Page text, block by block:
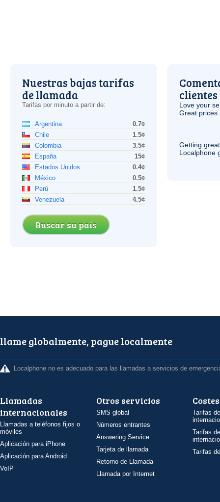
Nuestras bajas tarifas
de llamada
Tarifas por minuto a partir de:
Argentina
0.7¢
Chile
1.5¢
Colombia
3.5¢
España
15¢
Estados Unidos
0.4¢
México
0.5¢
Perú
1.5¢
Venezuela
4.5¢
Buscar su país
clientes
Love your
Great prices
Getting
Localphone
llame globalmente, pague localmente
Localphone no es adecuado para las llamadas a servicios de
Llamadas
internacionales
Llamadas a teléfonos fijos o
móviles
Aplicación para iPhone
Aplicación para Android
VoIP
Otros servicios
SMS global
Números entrantes
Answering Service
Tarjeta de llamada
Retorno de Llamada
Llamada por Internet
Costes
Tarifas
Tarifas
Tarifas